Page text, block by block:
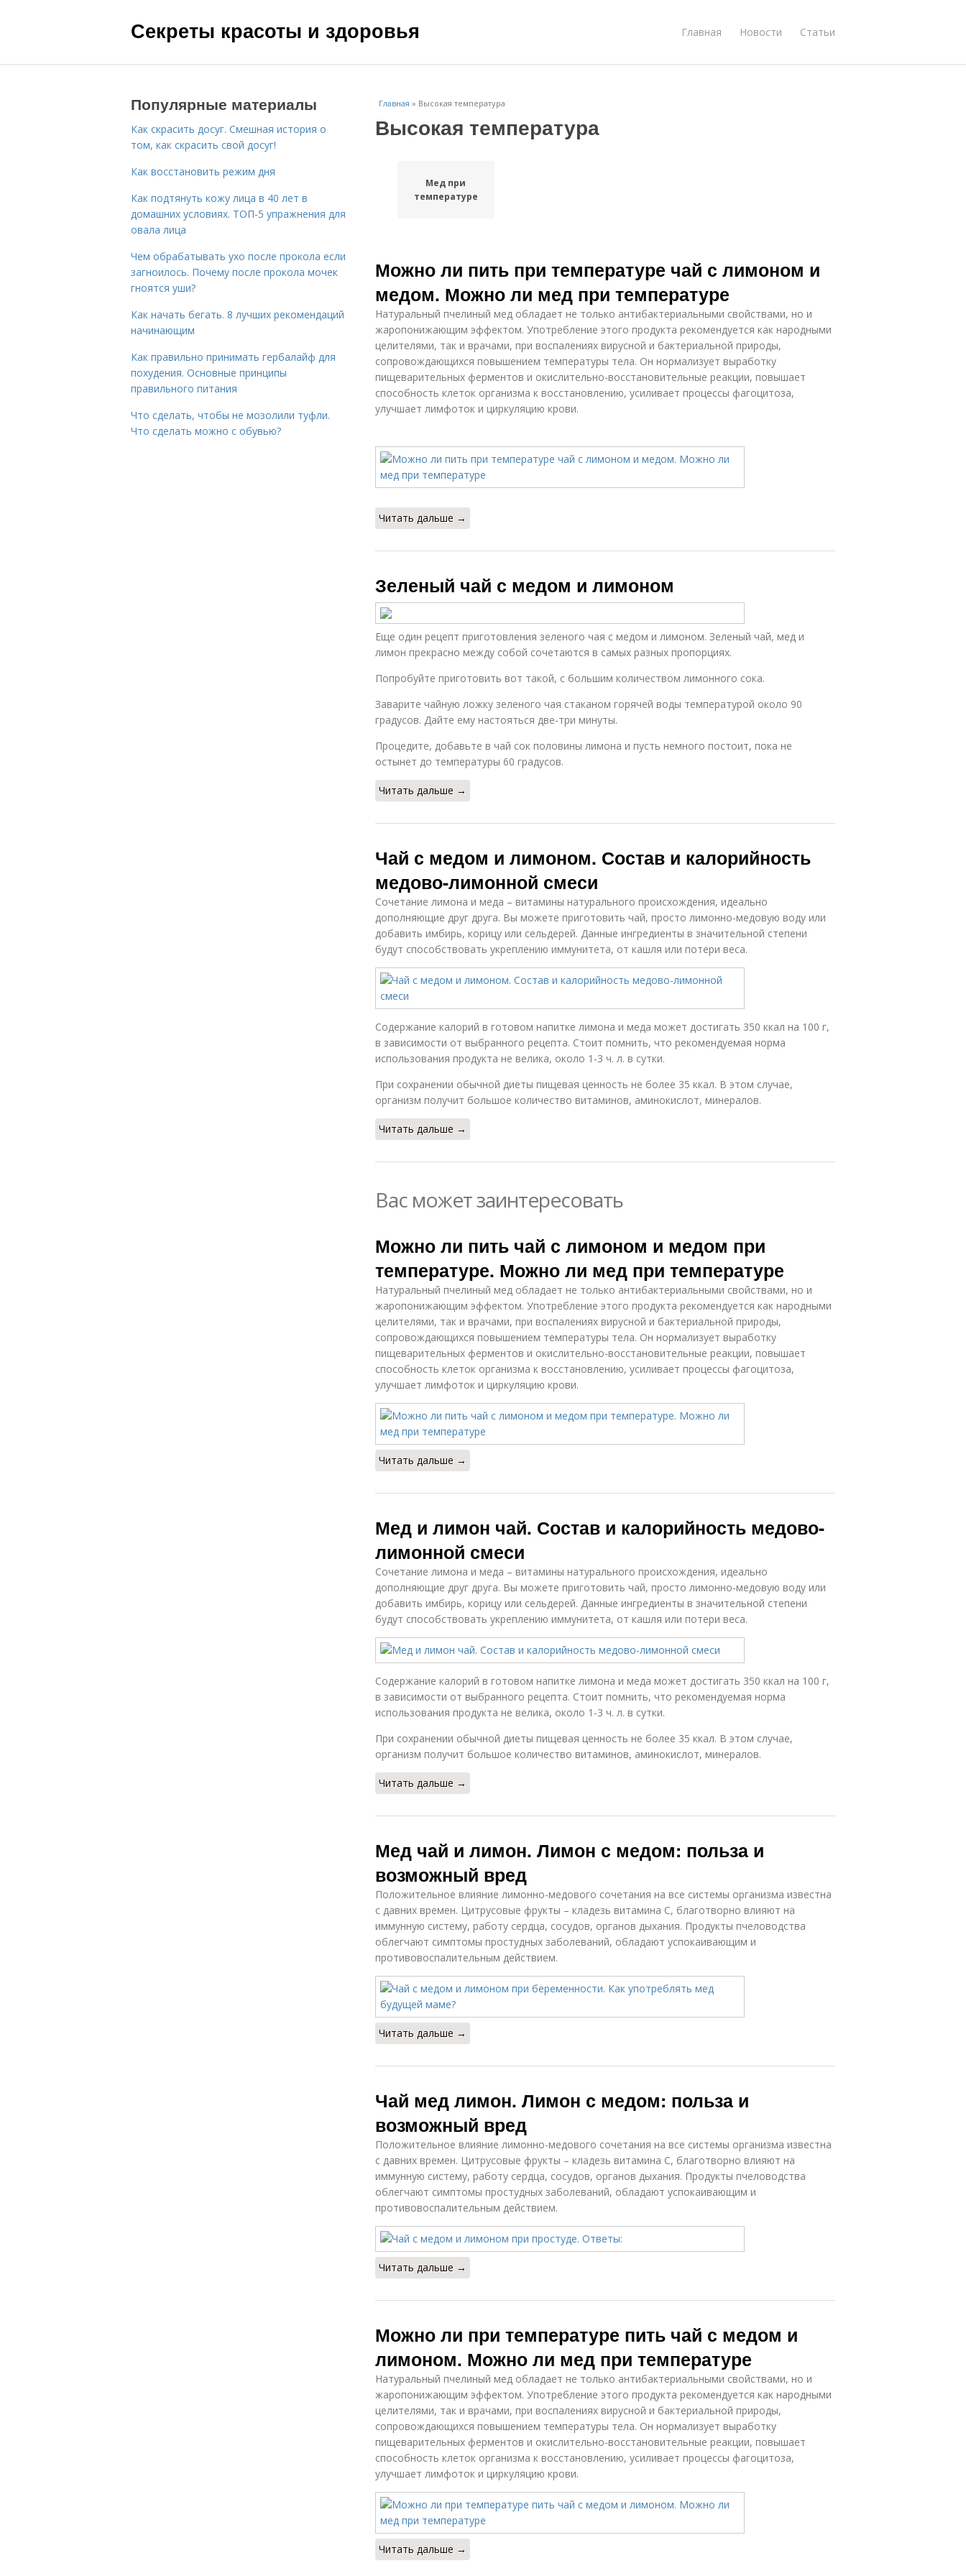
Секреты красоты и здоровья Главная Новости Статьи
Главная » Высокая температура
Высокая температура
Мед при
температуре
Можно ли пить при температуре чай с лимоном и
медом. Можно ли мед при температуре
Натуральный пчелиный мед обладает не только антибактериальными свойствами, но и
жаропонижающим эффектом. Употребление этого продукта рекомендуется как народными
целителями, так и врачами, при воспалениях вирусной и бактериальной природы,
сопровождающихся повышением температуры тела. Он нормализует выработку
пищеварительных ферментов и окислительно-восстановительные реакции, повышает
способность клеток организма к восстановлению, усиливает процессы фагоцитоза,
улучшает лимфоток и циркуляцию крови.
Читать дальше →
Зеленый чай с медом и лимоном
Еще один рецепт приготовления зеленого чая с медом и лимоном. Зеленый чай, мед и
лимон прекрасно между собой сочетаются в самых разных пропорциях.
Попробуйте приготовить вот такой, с большим количеством лимонного сока.
Заварите чайную ложку зеленого чая стаканом горячей воды температурой около 90
градусов. Дайте ему настояться две-три минуты.
Процедите, добавьте в чай сок половины лимона и пусть немного постоит, пока не
остынет до температуры 60 градусов.
Читать дальше →
Чай с медом и лимоном. Состав и калорийность
медово-лимонной смеси
Сочетание лимона и меда – витамины натурального происхождения, идеально
дополняющие друг друга. Вы можете приготовить чай, просто лимонно-медовую воду или
добавить имбирь, корицу или сельдерей. Данные ингредиенты в значительной степени
будут способствовать укреплению иммунитета, от кашля или потери веса.
Содержание калорий в готовом напитке лимона и меда может достигать 350 ккал на 100 г,
в зависимости от выбранного рецепта. Стоит помнить, что рекомендуемая норма
использования продукта не велика, около 1-3 ч. л. в сутки.
При сохранении обычной диеты пищевая ценность не более 35 ккал. В этом случае,
организм получит большое количество витаминов, аминокислот, минералов.
Читать дальше →
Вас может заинтересовать
Можно ли пить чай с лимоном и медом при
температуре. Можно ли мед при температуре
Натуральный пчелиный мед обладает не только антибактериальными свойствами, но и
жаропонижающим эффектом. Употребление этого продукта рекомендуется как народными
целителями, так и врачами, при воспалениях вирусной и бактериальной природы,
сопровождающихся повышением температуры тела. Он нормализует выработку
пищеварительных ферментов и окислительно-восстановительные реакции, повышает
способность клеток организма к восстановлению, усиливает процессы фагоцитоза,
улучшает лимфоток и циркуляцию крови.
Читать дальше →
Мед и лимон чай. Состав и калорийность медово-
лимонной смеси
Сочетание лимона и меда – витамины натурального происхождения, идеально
дополняющие друг друга. Вы можете приготовить чай, просто лимонно-медовую воду или
добавить имбирь, корицу или сельдерей. Данные ингредиенты в значительной степени
будут способствовать укреплению иммунитета, от кашля или потери веса.
Содержание калорий в готовом напитке лимона и меда может достигать 350 ккал на 100 г,
в зависимости от выбранного рецепта. Стоит помнить, что рекомендуемая норма
использования продукта не велика, около 1-3 ч. л. в сутки.
При сохранении обычной диеты пищевая ценность не более 35 ккал. В этом случае,
организм получит большое количество витаминов, аминокислот, минералов.
Читать дальше →
Мед чай и лимон. Лимон с медом: польза и
возможный вред
Положительное влияние лимонно-медового сочетания на все системы организма известна
с давних времен. Цитрусовые фрукты – кладезь витамина C, благотворно влияют на
иммунную систему, работу сердца, сосудов, органов дыхания. Продукты пчеловодства
облегчают симптомы простудных заболеваний, обладают успокаивающим и
противовоспалительным действием.
Читать дальше →
Чай мед лимон. Лимон с медом: польза и
возможный вред
Положительное влияние лимонно-медового сочетания на все системы организма известна
с давних времен. Цитрусовые фрукты – кладезь витамина C, благотворно влияют на
иммунную систему, работу сердца, сосудов, органов дыхания. Продукты пчеловодства
облегчают симптомы простудных заболеваний, обладают успокаивающим и
противовоспалительным действием.
Читать дальше →
Можно ли при температуре пить чай с медом и
лимоном. Можно ли мед при температуре
Натуральный пчелиный мед обладает не только антибактериальными свойствами, но и
жаропонижающим эффектом. Употребление этого продукта рекомендуется как народными
целителями, так и врачами, при воспалениях вирусной и бактериальной природы,
сопровождающихся повышением температуры тела. Он нормализует выработку
пищеварительных ферментов и окислительно-восстановительные реакции, повышает
способность клеток организма к восстановлению, усиливает процессы фагоцитоза,
улучшает лимфоток и циркуляцию крови.
Читать дальше →
Популярные материалы
Как скрасить досуг. Смешная история о
том, как скрасить свой досуг!
Как восстановить режим дня
Как подтянуть кожу лица в 40 лет в
домашних условиях. ТОП-5 упражнения для
овала лица
Чем обрабатывать ухо после прокола если
загноилось. Почему после прокола мочек
гноятся уши?
Как начать бегать. 8 лучших рекомендаций
начинающим
Как правильно принимать гербалайф для
похудения. Основные принципы
правильного питания
Что сделать, чтобы не мозолили туфли.
Что сделать можно с обувью?